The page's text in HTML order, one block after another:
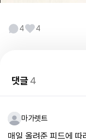
4 4
댓글4
마가렛트
매일 올려준 피드에